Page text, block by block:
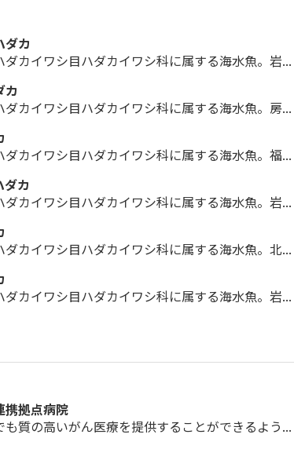
ダカ
ダカイワシ目ハダカイワシ科に属する海水魚。岩...
カ
ダカイワシ目ハダカイワシ科に属する海水魚。房...
ダカイワシ目ハダカイワシ科に属する海水魚。福...
ダカ
ダカイワシ目ハダカイワシ科に属する海水魚。岩...
ダカイワシ目ハダカイワシ科に属する海水魚。北...
ダカイワシ目ハダカイワシ科に属する海水魚。岩...
携拠点病院
も質の高いがん医療を提供することができるよう...